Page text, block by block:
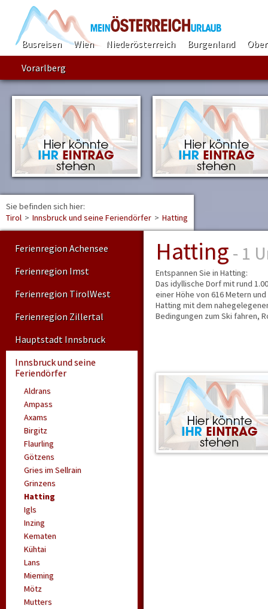
Busreisen Wien Niederösterreich Burgenland
Vorarlberg
Sie befinden sich hier:
Tirol > Innsbruck und seine Feriendörfer > Hatting
Ferienregion Achensee
Ferienregion Imst
Ferienregion TirolWest
Ferienregion Zillertal
Hauptstadt Innsbruck
Innsbruck und seine
Feriendörfer
Aldrans
Ampass
Axams
Birgitz
Flaurling
Götzens
Gries im Sellrain
Grinzens
Hatting
Igls
Inzing
Kematen
Kühtai
Lans
Mieming
Mötz
Mutters
Hatting - 1
Entspannen Sie in Hatting:
Das idyllische Dorf mit rund
einer Höhe von 616 Metern
Hatting mit dem
Bedingungen zum Ski fahren,